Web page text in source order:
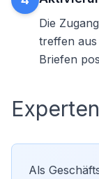
Die
treffen
Briefen
Als